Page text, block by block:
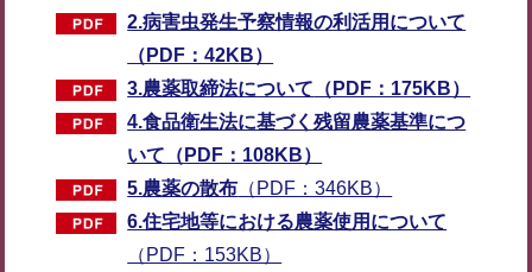
2.病害虫発生予察情報の利活用について
（PDF：42KB）
3.農薬取締法について （PDF：175KB）
4.食品衛生法に基づく残留農薬基準につ
いて （PDF：108KB）
5.農薬の散布 （PDF：346KB）
6.住宅地等における農薬使用について
（PDF：153KB）